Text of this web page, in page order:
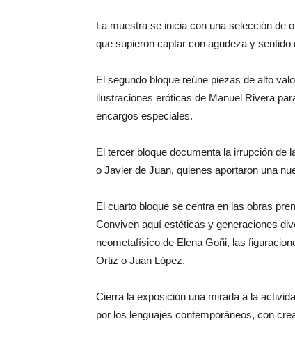
La muestra se inicia con una selección
que supieron captar con agudeza y
El segundo bloque reúne piezas de alto
ilustraciones eróticas de Manuel Rivera
encargos especiales.
El tercer bloque documenta la irrupción de
o Javier de Juan, quienes aportaron una
El cuarto bloque se centra en las obras
Conviven aquí estéticas y generaciones
neometafísico de Elena Goñi, las
Ortiz o Juan López.
Cierra la exposición una mirada a la
por los lenguajes contemporáneos, con